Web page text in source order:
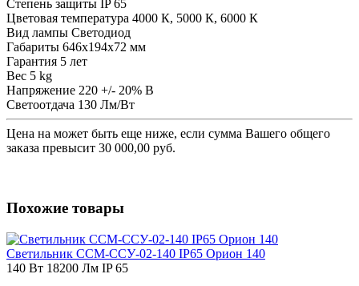
Степень защиты IP 65
Цветовая температура 4000 К, 5000 К, 6000 К
Вид лампы Светодиод
Габариты 646х194х72 мм
Гарантия 5 лет
Вес 5 kg
Напряжение 220 +/- 20% В
Светоотдача 130 Лм/Вт
Цена на может быть еще ниже, если сумма Вашего общего
заказа превысит 30 000,00 руб.
Похожие товары
Светильник ССМ-ССУ-02-140 IP65 Орион 140
140 Вт 18200 Лм IP 65